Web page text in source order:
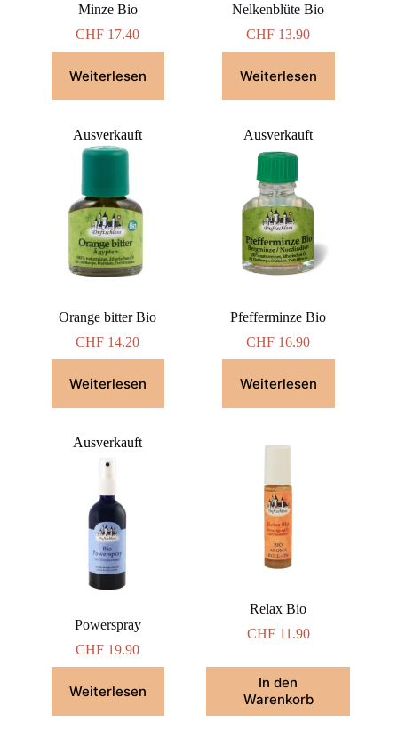
Minze Bio
CHF 17.40
Weiterlesen
Nelkenblüte Bio
CHF 13.90
Weiterlesen
Ausverkauft
Orange bitter Bio
CHF 14.20
Weiterlesen
Ausverkauft
Pfefferminze Bio
CHF 16.90
Weiterlesen
Ausverkauft
Powerspray
CHF 19.90
Weiterlesen
Relax Bio
CHF11.90
In den
Warenkorb